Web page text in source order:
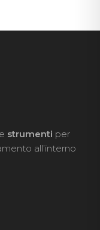
e strumenti per
all’interno